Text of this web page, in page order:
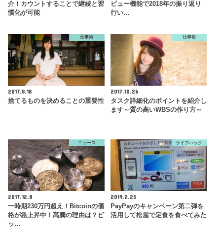
介！カウントすることで継続と習
慣化が可能
ビュー機能で2018年の振り返り
行い…
仕事術
2017.8.18
捨てるものを決めることの重要性
仕事術
2017.10.26
タスク詳細化のポイントを紹介し
ます～質の高いWBSの作り方～
ニュース
2017.12.8
一時期230万円超え！Bitcoinの価
格が急上昇中！高騰の理由は？ビ
ッ…
ライフハック
2019.2.25
PayPayのキャンペーン第二弾を
活用して松屋で定食を食べてみた